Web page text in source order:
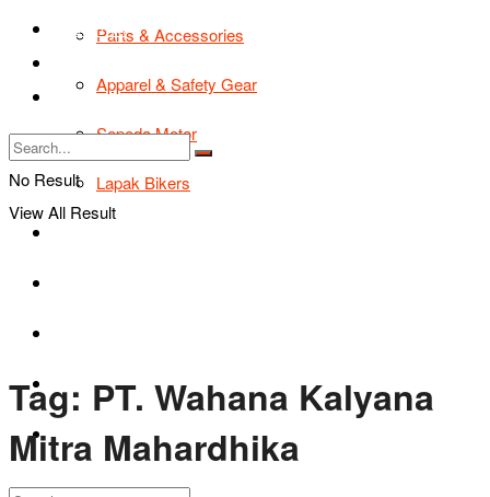
Parts & Accessories
Apparel & Safety Gear
Sepeda Motor
Lapak Bikers
Bikers Cars
Tentang Kami
TIPS & TRIK
Tentang Kami
No Result
View All Result
Tag: PT. Wahana Kalyana
Mitra Mahardhika